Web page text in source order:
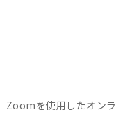
Zoomを使用したオンラ